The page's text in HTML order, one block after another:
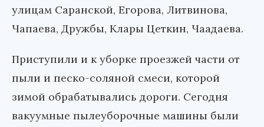
улицам Саранской, Егорова, Литвинова,
Чапаева, Дружбы, Клары Цеткин, Чаадаева.
Приступили и к уборке проезжей части от
пыли и песко-соляной смеси, которой
зимой обрабатывались дороги. Сегодня
вакуумные пылеуборочные машины были